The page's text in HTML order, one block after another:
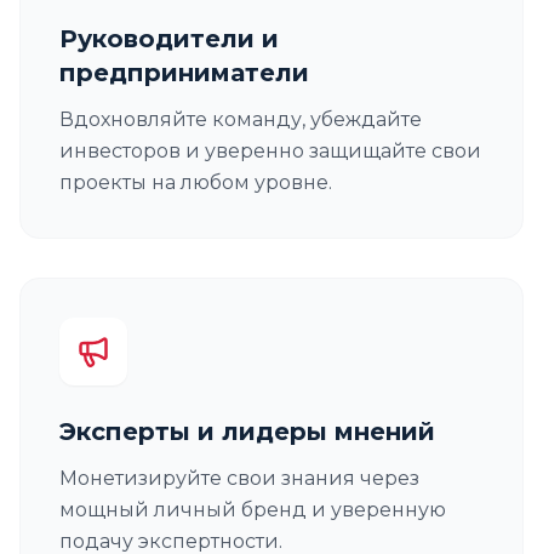
Руководители и
предприниматели
Вдохновляйте команду, убеждайте
инвесторов и уверенно защищайте свои
проекты на любом уровне.
Эксперты и лидеры мнений
Монетизируйте свои знания через
мощный личный бренд и уверенную
подачу экспертности.